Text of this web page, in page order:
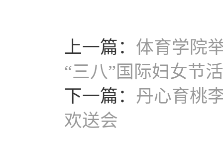
上一篇： 体育学院
“三八”国际妇女节
下一篇： 丹心育桃
欢送会